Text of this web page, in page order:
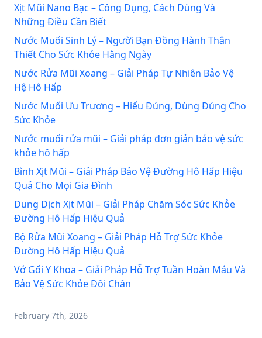
Xịt Mũi Nano Bạc – Công Dụng, Cách Dùng Và
Những Điều Cần Biết
Nước Muối Sinh Lý – Người Bạn Đồng Hành Thân
Thiết Cho Sức Khỏe Hằng Ngày
Nước Rửa Mũi Xoang – Giải Pháp Tự Nhiên Bảo Vệ
Hệ Hô Hấp
Nước Muối Ưu Trương – Hiểu Đúng, Dùng Đúng Cho
Sức Khỏe
Nước muối rửa mũi – Giải pháp đơn giản bảo vệ sức
khỏe hô hấp
Bình Xịt Mũi – Giải Pháp Bảo Vệ Đường Hô Hấp Hiệu
Quả Cho Mọi Gia Đình
Dung Dịch Xịt Mũi – Giải Pháp Chăm Sóc Sức Khỏe
Đường Hô Hấp Hiệu Quả
Bộ Rửa Mũi Xoang – Giải Pháp Hỗ Trợ Sức Khỏe
Đường Hô Hấp Hiệu Quả
Vớ Gối Y Khoa – Giải Pháp Hỗ Trợ Tuần Hoàn Máu Và
Bảo Vệ Sức Khỏe Đôi Chân
February 7th, 2026